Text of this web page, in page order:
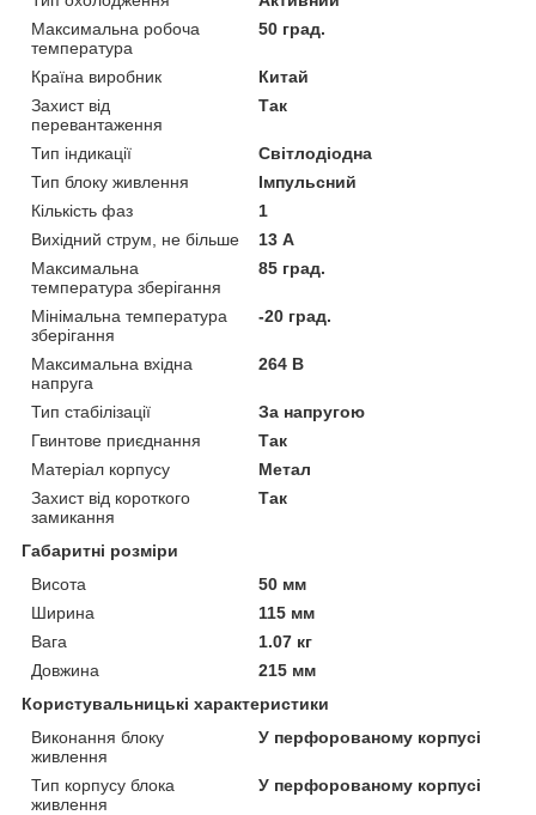
Максимальна робоча
температура
50 град.
Країна виробник
Китай
Захист від
перевантаження
Так
Тип індикації
Світлодіодна
Тип блоку живлення
Імпульсний
Кількість фаз
1
Вихідний струм, не більше
13 А
Максимальна
температура зберігання
85 град.
Мінімальна температура
зберігання
-20 град.
Максимальна вхідна
напруга
264 В
Тип стабілізації
За напругою
Гвинтове приєднання
Так
Матеріал корпусу
Метал
Захист від короткого
замикання
Так
Габаритні розміри
Висота
50 мм
Ширина
115 мм
Вага
1.07 кг
Довжина
215 мм
Користувальницькі характеристики
Виконання блоку
живлення
У перфорованому корпусі
Тип корпусу блока
живлення
У перфорованому корпусі